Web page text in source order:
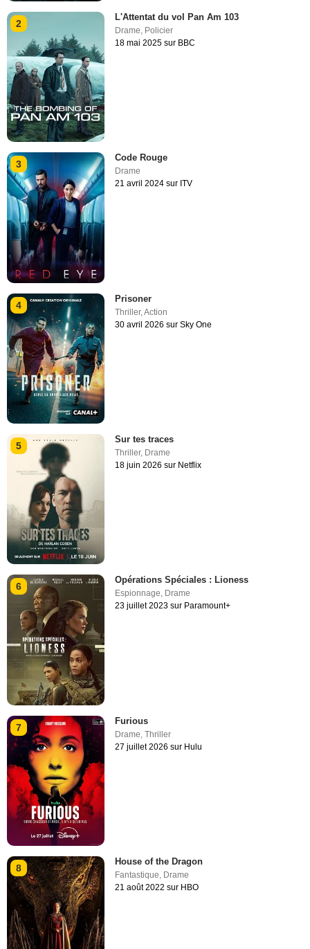
2
L'Attentat du vol Pan Am 103
Drame, Policier
18 mai 2025 sur BBC
3
Code Rouge
Drame
21 avril 2024 sur ITV
4
Prisoner
Thriller,Action
30 avril 2026 sur Sky One
5
Sur tes traces
Thriller, Drame
18 juin 2026 sur Netflix
6
Opérations Spéciales : Lioness
Espionnage, Drame
23 juillet 2023 sur Paramount+
7
Furious
Drame ,Thriller
27 juillet 2026 sur Hulu
8
House of the Dragon
Fantastique, Drame
21 août 2022 sur HBO